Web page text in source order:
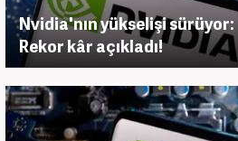
Nvidia'nın yükselişi sürüyor:
Rekor kâr açıkladı!